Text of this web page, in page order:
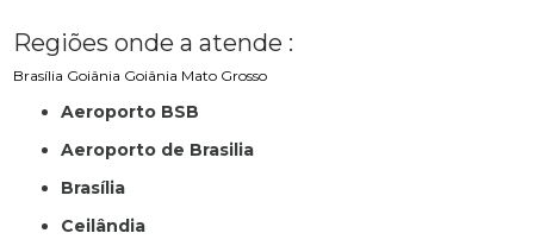
Regiões onde a atende :
Brasília Goiânia Goiânia Mato Grosso
Aeroporto BSB
Aeroporto de Brasilia
Brasília
Ceilândia